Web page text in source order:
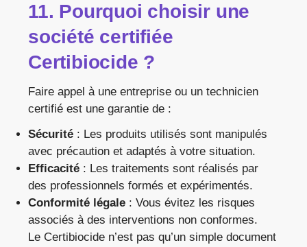
11. Pourquoi choisir une
société certifiée
Certibiocide ?
Faire appel à une entreprise ou un technicien
certifié est une garantie de :
Sécurité : Les produits utilisés sont manipulés
avec précaution et adaptés à votre situation.
Efficacité : Les traitements sont réalisés par
des professionnels formés et expérimentés.
Conformité légale : Vous évitez les risques
associés à des interventions non conformes.
Le Certibiocide n’est pas qu’un simple document